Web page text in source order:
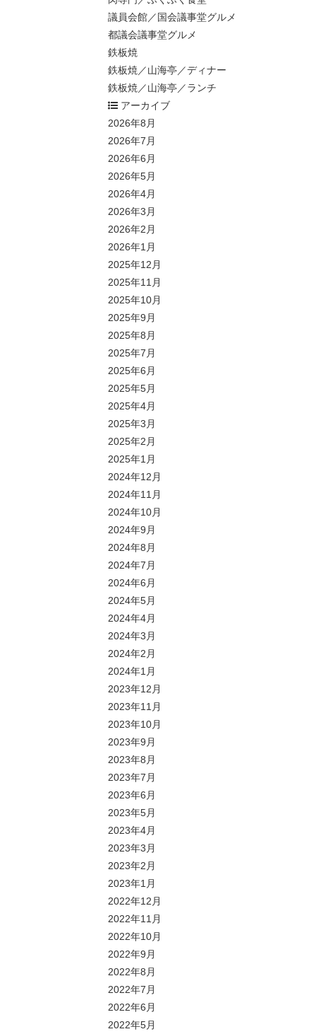
議員会館／国会議事堂グルメ
都議会議事堂グルメ
鉄板焼
鉄板焼／山海亭／ディナー
鉄板焼／山海亭／ランチ
アーカイブ
2026年8月
2026年7月
2026年6月
2026年5月
2026年4月
2026年3月
2026年2月
2026年1月
2025年12月
2025年11月
2025年10月
2025年9月
2025年8月
2025年7月
2025年6月
2025年5月
2025年4月
2025年3月
2025年2月
2025年1月
2024年12月
2024年11月
2024年10月
2024年9月
2024年8月
2024年7月
2024年6月
2024年5月
2024年4月
2024年3月
2024年2月
2024年1月
2023年12月
2023年11月
2023年10月
2023年9月
2023年8月
2023年7月
2023年6月
2023年5月
2023年4月
2023年3月
2023年2月
2023年1月
2022年12月
2022年11月
2022年10月
2022年9月
2022年8月
2022年7月
2022年6月
2022年5月